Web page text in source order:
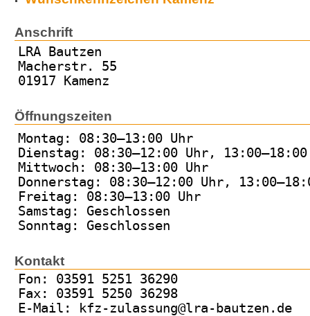
Anschrift
LRA Bautzen
Macherstr. 55
01917 Kamenz
Öffnungszeiten
Montag: 08:30–13:00 Uhr
Dienstag: 08:30–12:00 Uhr,
Mittwoch: 08:30–13:00 Uhr
Donnerstag: 08:30–12:00 Uhr,
Freitag: 08:30–13:00 Uhr
Samstag: Geschlossen
Sonntag: Geschlossen
Kontakt
Fon: 03591 5251 36290
Fax: 03591 5250 36298
E-Mail: kfz-zulassung@lra-bautzen.de